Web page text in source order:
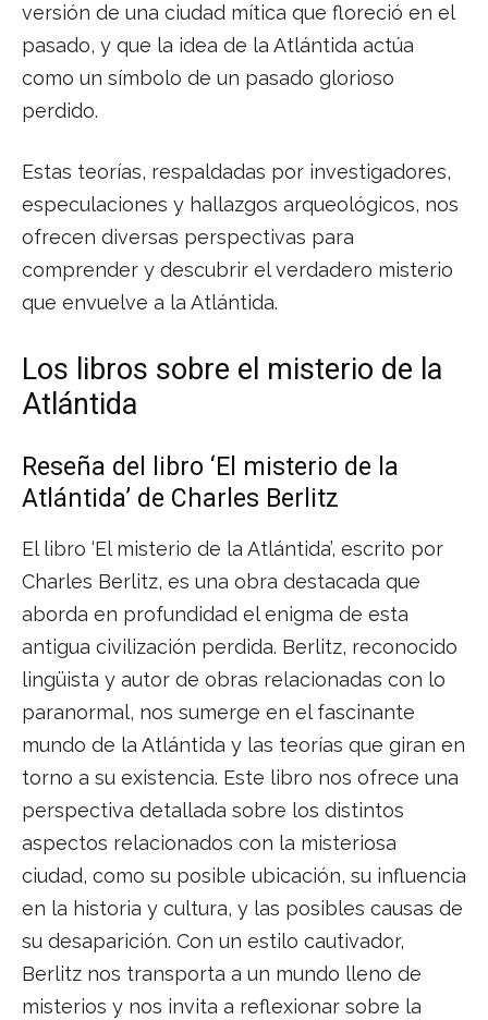
versión de una ciudad mítica que floreció en el
pasado, y que la idea de la Atlántida actúa
como un símbolo de un pasado glorioso
perdido.
Estas teorías, respaldadas por investigadores,
especulaciones y hallazgos arqueológicos, nos
ofrecen diversas perspectivas para
comprender y descubrir el verdadero misterio
que envuelve a la Atlántida.
Los libros sobre el misterio de la
Atlántida
Reseña del libro ‘El misterio de la
Atlántida’ de Charles Berlitz
El libro ‘El misterio de la Atlántida’, escrito por
Charles Berlitz, es una obra destacada que
aborda en profundidad el enigma de esta
antigua civilización perdida. Berlitz, reconocido
lingüista y autor de obras relacionadas con lo
paranormal, nos sumerge en el fascinante
mundo de la Atlántida y las teorías que giran en
torno a su existencia. Este libro nos ofrece una
perspectiva detallada sobre los distintos
aspectos relacionados con la misteriosa
ciudad, como su posible ubicación, su influencia
en la historia y cultura, y las posibles causas de
su desaparición. Con un estilo cautivador,
Berlitz nos transporta a un mundo lleno de
misterios y nos invita a reflexionar sobre la